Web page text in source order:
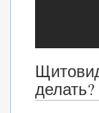
делать?